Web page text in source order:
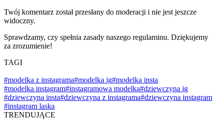
Twój komentarz został przesłany do moderacji i nie jest jeszcze
widoczny.
Sprawdzamy, czy spełnia zasady naszego regulaminu. Dziękujemy
za zrozumienie!
TAGI
#modelka z instagrama#modelka ig#modelka insta
#modelka instagram#instagramowa modelka#dziewczyna ig
#dziewczyna insta#dziewczyna z instagrama#dziewczyna instagram
#instagram laska
TRENDUJĄCE